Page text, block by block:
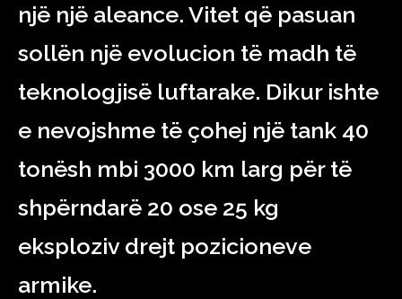
një një aleance. Vitet që pasuan
sollën një evolucion të madh të
teknologjisë luftarake. Dikur ishte
e nevojshme të çohej një tank 40
tonësh mbi 3000 km larg për të
shpërndarë 20 ose 25 kg
eksploziv drejt pozicioneve
armike.